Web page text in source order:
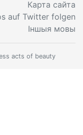
Карта сайта
auf Twitter folgen
Іншыя мовы
acts of beauty